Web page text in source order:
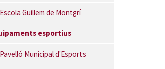
Escola Guillem de Montgrí
esportius
Pavelló Municipal d'Esports